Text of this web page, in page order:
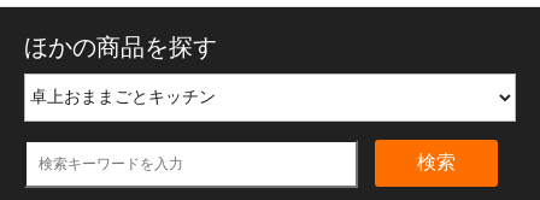
ほかの商品を探す
検索